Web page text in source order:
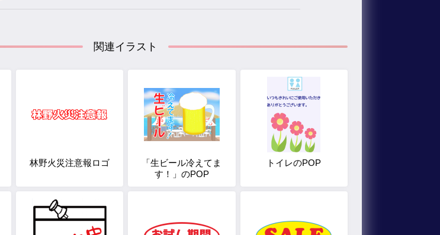
関連イラスト
林野火災注意報ロゴ
「生ビール冷えてま
す！」のPOP
トイレのPOP